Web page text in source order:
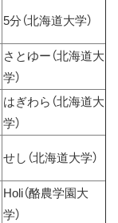
5分（北海道大学）
さとゆー（北海道大
学）
はぎわら（北海道大
学）
せし（北海道大学）
Holi（酪農学園大
学）